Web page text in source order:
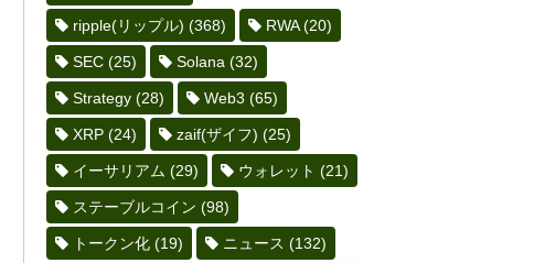
ripple(リップル) (368) RWA(20)
SEC (25) Solana (32)
Strategy (28) Web3 (65)
XRP (24) zaif(ザイフ) (25)
イーサリアム (29) ウォレット (21)
ステーブルコイン (98)
トークン化 (19) ニュース (132)